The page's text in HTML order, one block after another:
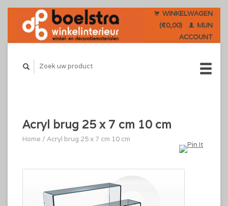
WINKELWAGEN
(€0,00)
MIJN
ACCOUNT
Acryl brug 25 x 7 cm 10 cm
Home / Acryl brug 25 x 7 cm 10 cm